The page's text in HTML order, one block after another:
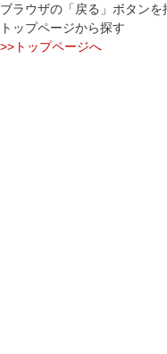
ブラウザの「戻る」ボタン
トップページから探す
>>トップページへ